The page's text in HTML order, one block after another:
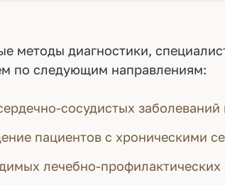
методы диагностики,
по следующим направлениям:
сосудистых
пациентов с хроническими
лечебно-